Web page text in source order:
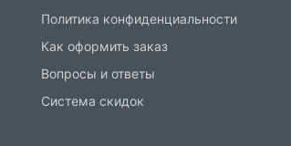
Политика конфиденциальности
Как оформить заказ
Вопросы и ответы
Система скидок